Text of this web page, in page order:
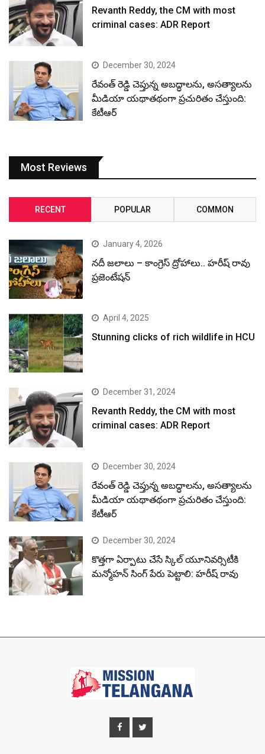
Revanth Reddy, the CM with most
criminal cases: ADR Report
December 30, 2024
రేవంత్ రెడ్డి చెప్తున్న అబద్ధాలను, అసత్యాలను
మీడియా యథాతథంగా ప్రచురితం చేస్తుంది:
కేటీఆర్
Most Reviews
RECENT POPULAR COMMON
January 4, 2026
నదీ జలాలు – కాంగ్రెస్ ద్రోహాలు.. హరీష్ రావు
ప్రజెంటేషన్
April 4, 2025
Stunning clicks of rich wildlife in HCU
December 31, 2024
Revanth Reddy, the CM with most
criminal cases: ADR Report
December 30, 2024
రేవంత్ రెడ్డి చెప్తున్న అబద్ధాలను, అసత్యాలను
మీడియా యథాతథంగా ప్రచురితం చేస్తుంది:
కేటీఆర్
December 30, 2024
కొత్తగా ఏర్పాటు చేసే స్కిల్ యూనివర్సిటీకి
మన్మోహన్ సింగ్ పేరు పెట్టాలి: హరీష్ రావు